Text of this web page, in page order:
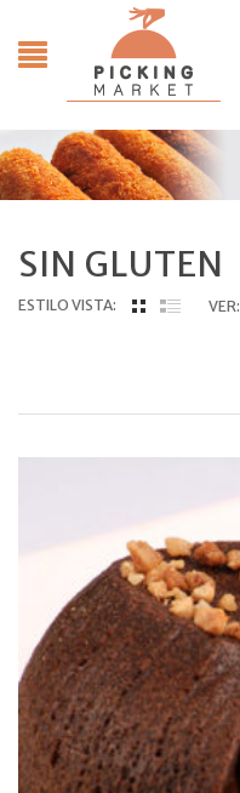
SIN GLUTEN
ESTILO VISTA: VER: